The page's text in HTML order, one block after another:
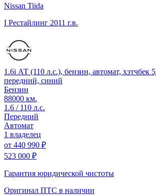
Nissan Tiida
I Рестайлинг 2011 г.в.
1.6i АТ (110 л.с.), бензин, автомат, хэтчбек
передний, синий
Бензин
88000 км.
1.6 / 110 л.с.
Передний
Автомат
1 владелец
от 440 990 ₽
523 000 ₽
Гарантия юридической чистоты
Оригинал ПТС в наличии